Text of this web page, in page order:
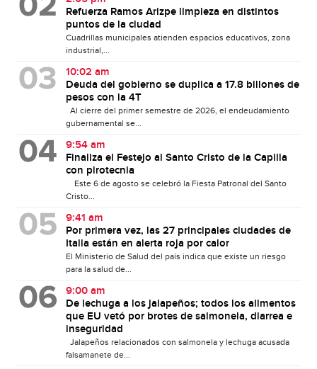
Refuerza Ramos Arizpe limpieza en distintos
puntos de la ciudad
Cuadrillas municipales atienden espacios educativos, zona
industrial,...
10:02 am
Deuda del gobierno se duplica a 17.8 billones de
pesos con la 4T
Al cierre del primer semestre de 2026, el endeudamiento
gubernamental se...
9:54 am
Finaliza el Festejo al Santo Cristo de la Capilla
con pirotecnia
Este 6 de agosto se celebró la Fiesta Patronal del Santo
Cristo...
9:41 am
Por primera vez, las 27 principales ciudades de
Italia están en alerta roja por calor
El Ministerio de Salud del país indica que existe un riesgo
para la salud de...
9:00 am
De lechuga a los jalapeños; todos los alimentos
que EU vetó por brotes de salmonela, diarrea e
inseguridad
Jalapeños relacionados con salmonela y lechuga acusada
falsamanete de...